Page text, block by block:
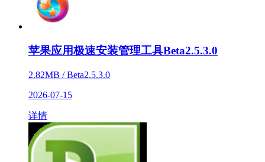
苹果应用极速安装管理工具Beta2.5.3.0
2.82MB / Beta2.5.3.0
2026-07-15
详情